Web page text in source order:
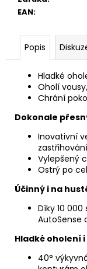
EAN:
Popis
Hladké
Oholí
Chrání
Dokonale
Inovativní
Vylepšený
Ostrý po
Účinný i na
Díky 10
AutoSense
Hladké oholení
40°